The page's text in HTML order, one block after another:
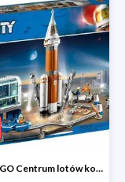
Klocki LEGO Centrum lotów kosmicznych